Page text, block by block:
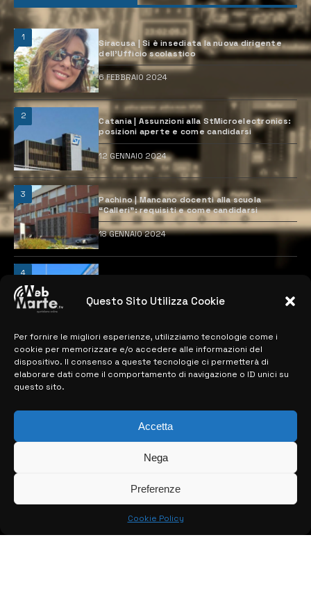
Questo Sito Utilizza Cookie
Per fornire le migliori esperienze, utilizziamo tecnologie come i
cookie per memorizzare e/o accedere alle informazioni del
dispositivo. Il consenso a queste tecnologie ci permetterà di
elaborare dati come il comportamento di navigazione o ID unici su
questo sito.
Accetta
Nega
Preferenze
Cookie Policy
1
Siracusa | Si è insediata la nuova dirigente
dell’Ufficio scolastico
6 FEBBRAIO 2024
2
Catania | Assunzioni alla StMicroelectronics:
posizioni aperte e come candidarsi
12 GENNAIO 2024
3
Pachino | Mancano docenti alla scuola
“Calleri”: requisiti e come candidarsi
18 GENNAIO 2024
4
previste
MAPPA DEL SITO